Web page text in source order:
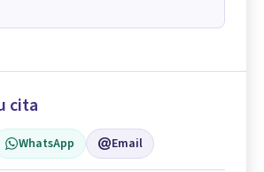
cita
WhatsApp Email